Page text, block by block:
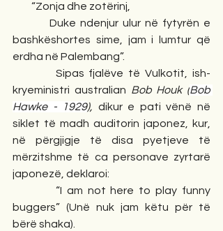
         “Zonja dhe zotërinj,
         Duke ndenjur ulur në fytyrën e
bashkëshortes sime, jam i lumtur që
erdha në Palembang”.
kryeministri australian Bob Houk (Bob
Hawke - 1929), dikur e pati vënë në
siklet të madh auditorin japonez, kur,
në përgjigje të disa pyetjeve të
mërzitshme të ca personave zyrtarë
japonezë, deklaroi:
buggers” (Unë nuk jam këtu për të
bërë shaka).